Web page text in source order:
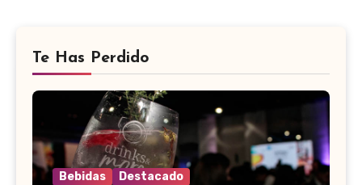
Te Has Perdido
Bebidas Destacado